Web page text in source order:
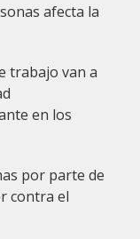
afecta la
trabajo van a
en los
por parte de
contra el